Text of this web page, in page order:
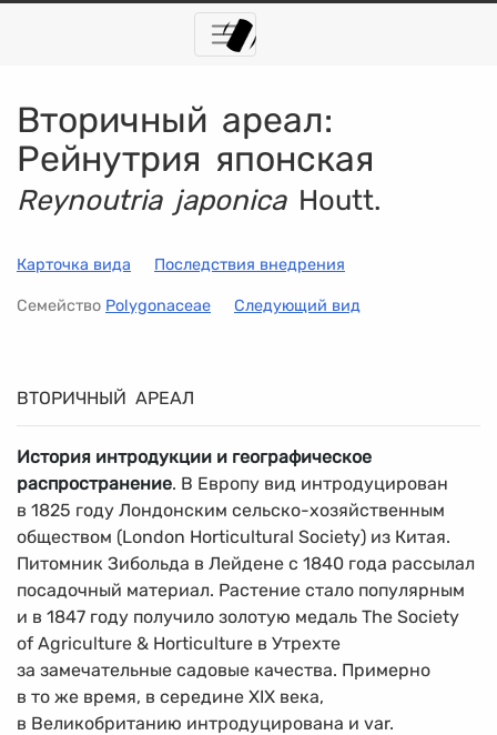
Вторичный ареал:
Рейнутрия японская
Reynoutria japonicaHoutt.
Карточка вида Последствия внедрения
Семейство Polygonaceae Следующий вид
ВТОРИЧНЫЙ АРЕАЛ
История интродукции и географическое
распространение. В Европу вид интродуцирован
в 1825 году Лондонским сельско-хозяйственным
обществом (London Horticultural Society) из Китая.
Питомник Зибольда в Лейдене с 1840 года рассылал
посадочный материал. Растение стало популярным
и в 1847 году получило золотую медаль The Society
of Agriculture & Horticulture в Утрехте
за замечательные садовые качества. Примерно
в то же время, в середине XIX века,
в Великобританию интродуцирована и var.